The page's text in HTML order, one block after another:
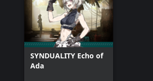
SYNDUALITY Echo of
Ada